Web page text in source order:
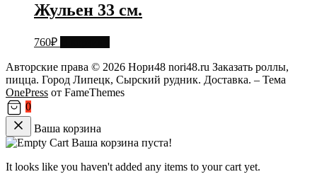
Жульен 33 см.
760₽
Авторские права © 2026 Нори48 nori48.ru Заказать роллы,
пицца. Город Липецк, Сырский рудник. Доставка. – Тема
OnePress от FameThemes
0
Ваша корзина
Ваша корзина пуста!
It looks like you haven't added any items to your cart yet.